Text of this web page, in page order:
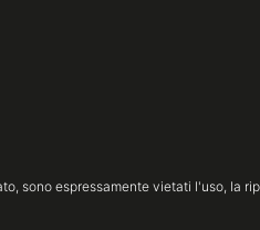
sono espressamente vietati l'uso, la